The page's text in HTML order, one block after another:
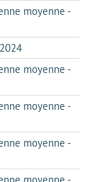
moyenne -
moyenne -
moyenne -
moyenne -
moyenne -